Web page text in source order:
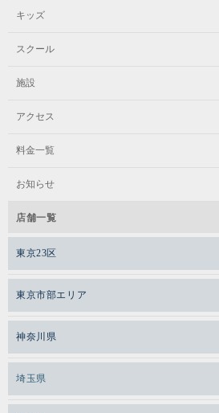
満4歳～年長
水 / 15:30～16:30
キッズ
小学1年生～小学3年生
水 / 16:30～17:30
日 / 14:30～15:30
ジュニア
木 / 16:30～17:30
火 / 17:30～18:30
土 / 18:00～19:00
料金
月 / 15:30～16:30（60分）
ジュニアA
小学2年生～小学6年生
火・木 / 17:30～18:30
キッズ
スクール
施設
アクセス
料金一覧
お知らせ
店舗一覧
東京23区
メガロスルフレ恵比寿
メガロス日比谷シャンテ
メガロス白金台
東京市部エリア
メガロス三鷹
メガロスルフレ三鷹
神奈川県
メガロス上永谷
埼玉県